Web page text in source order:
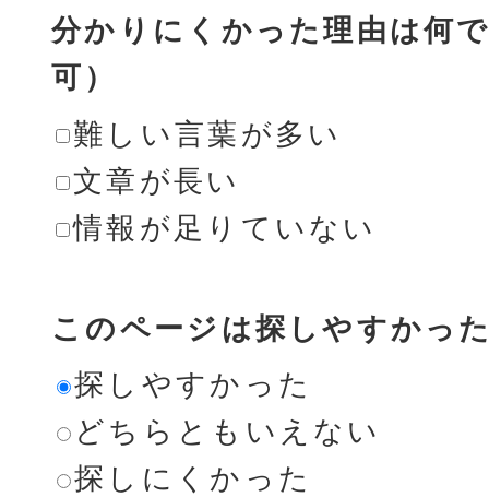
分かりにくかった理由は何
可）
難しい言葉が多い
文章が長い
情報が足りていない
このページは探しやすかっ
探しやすかった
どちらともいえない
探しにくかった